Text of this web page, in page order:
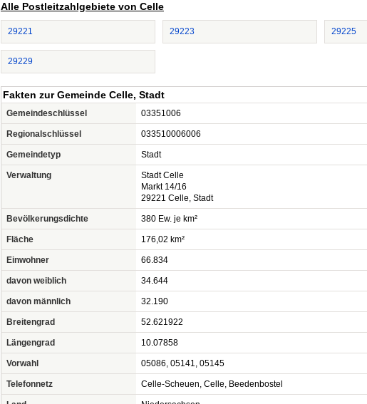
Alle Postleitzahlgebiete von Celle
29221 29223 29225
29229
Fakten zur Gemeinde Celle, Stadt
Gemeindeschlüssel 03351006
Regionalschlüssel 033510006006
Gemeindetyp Stadt
Verwaltung
Stadt Celle
Markt 14/16
29221 Celle, Stadt
Bevölkerungsdichte 380 Ew. je km²
Fläche 176,02 km²
Einwohner 66.834
davon weiblich 34.644
davon männlich 32.190
Breitengrad 52.621922
Längengrad 10.07858
Vorwahl 05086, 05141, 05145
Telefonnetz Celle-Scheuen, Celle, Beedenbostel